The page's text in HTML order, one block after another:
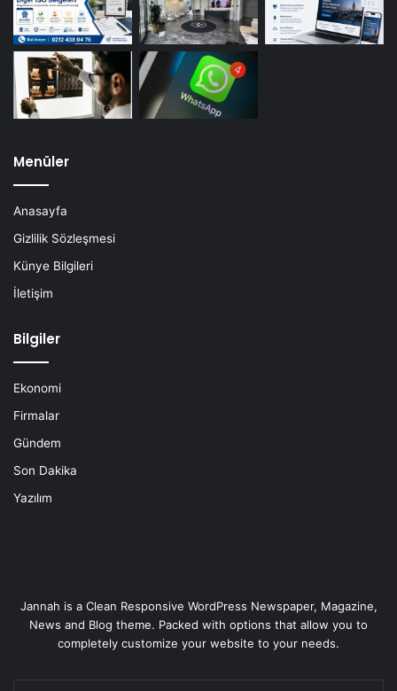
Menüler
Anasayfa
Gizlilik Sözleşmesi
Künye Bilgileri
İletişim
Bilgiler
Ekonomi
Firmalar
Gündem
Son Dakika
Yazılım
Jannah is a Clean Responsive WordPress Newspaper, Magazine,
News and Blog theme. Packed with options that allow you to
completely customize your website to your needs.